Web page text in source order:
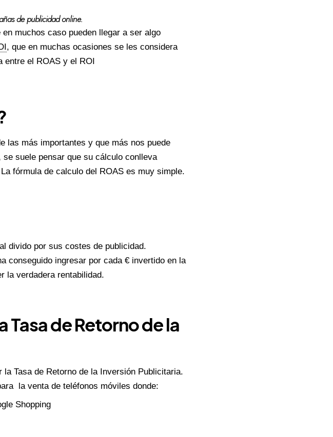
de publicidad online.
muchos caso pueden llegar a ser algo
, que en muchas ocasiones se les considera
el ROAS y el ROI
las más importantes y que más nos puede
suele pensar que su cálculo conlleva
fórmula de calculo del ROAS es muy simple.
divido por sus costes de publicidad.
conseguido ingresar por cada € invertido en la
la verdadera rentabilidad.
Tasa de Retorno de la
Tasa de Retorno de la Inversión Publicitaria.
la venta de teléfonos móviles donde:
Shopping